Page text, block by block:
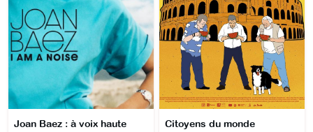
Joan Baez : à voix haute Citoyens du monde